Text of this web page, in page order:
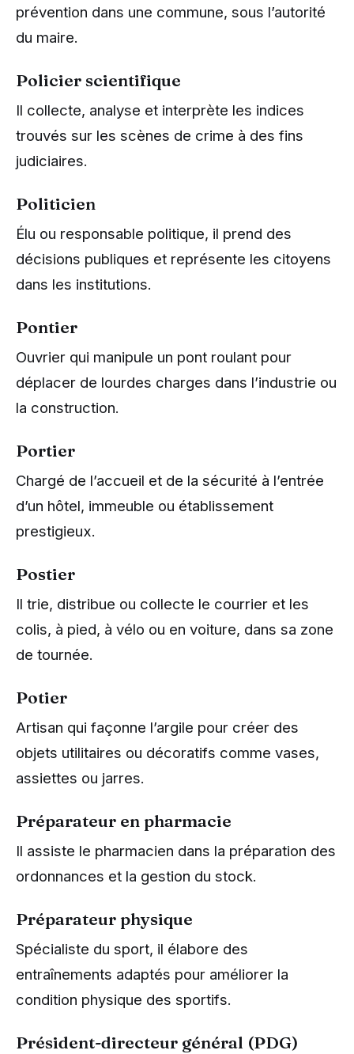
prévention dans une commune, sous l’autorité
du maire.
Policier scientifique
Il collecte, analyse et interprète les indices
trouvés sur les scènes de crime à des fins
judiciaires.
Politicien
Élu ou responsable politique, il prend des
décisions publiques et représente les citoyens
dans les institutions.
Pontier
Ouvrier qui manipule un pont roulant pour
déplacer de lourdes charges dans l’industrie ou
la construction.
Portier
Chargé de l’accueil et de la sécurité à l’entrée
d’un hôtel, immeuble ou établissement
prestigieux.
Postier
Il trie, distribue ou collecte le courrier et les
colis, à pied, à vélo ou en voiture, dans sa zone
de tournée.
Potier
Artisan qui façonne l’argile pour créer des
objets utilitaires ou décoratifs comme vases,
assiettes ou jarres.
Préparateur en pharmacie
Il assiste le pharmacien dans la préparation des
ordonnances et la gestion du stock.
Préparateur physique
Spécialiste du sport, il élabore des
entraînements adaptés pour améliorer la
condition physique des sportifs.
Président-directeur général (PDG)